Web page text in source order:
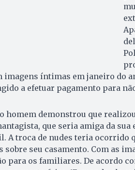
imagens íntimas em janeiro do
a efetuar pagamento para
homem demonstrou que
que seria amiga da
A troca de nudes teria ocorrido
sobre seu casamento. Com as
para os familiares. De acordo